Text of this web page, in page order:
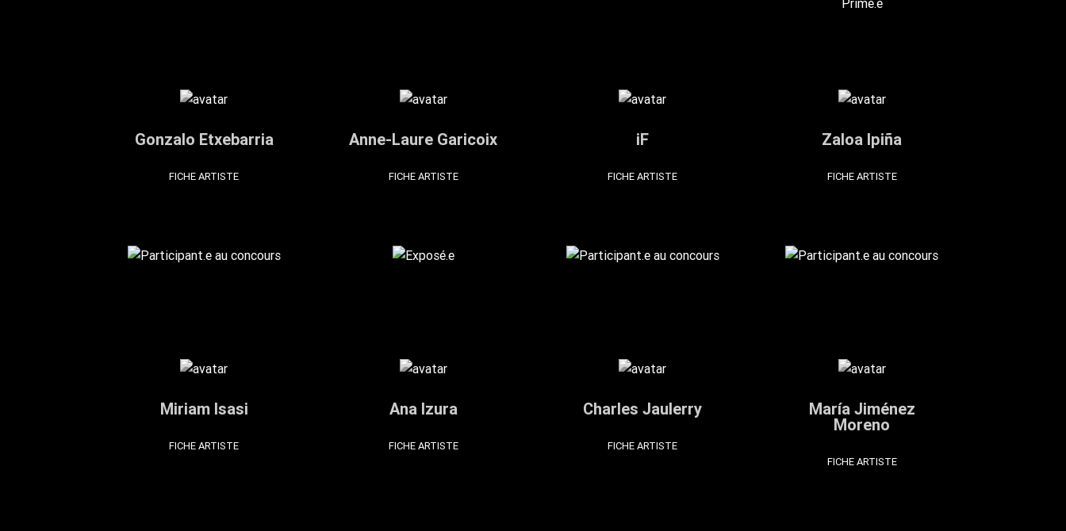
Gonzalo Etxebarria
FICHE ARTISTE
Anne-Laure Garicoix
FICHE ARTISTE
iF
FICHE ARTISTE
Zaloa Ipiña
FICHE ARTISTE
Miriam Isasi
FICHE ARTISTE
Ana Izura
FICHE ARTISTE
Charles Jaulerry
FICHE ARTISTE
María Jiménez
Moreno
FICHE ARTISTE